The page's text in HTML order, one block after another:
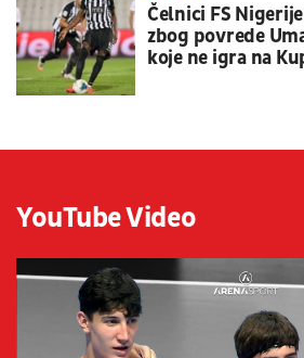
Čelnici FS
zbog povrede
koje ne igra na
YouTube Video